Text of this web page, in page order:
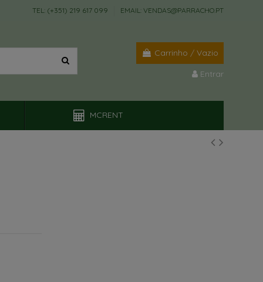
TEL: (+351) 219 617 099 EMAIL: VENDAS@PARRACHO.PT
Carrinho / Vazio
Entrar
MCRENT